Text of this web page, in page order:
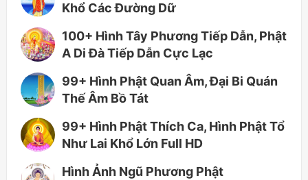
Khổ Các Đường Dữ
100+ Hình Tây Phương Tiếp Dẫn, Phật
A Di Đà Tiếp Dẫn Cực Lạc
99+ Hình Phật Quan Âm, Đại Bi Quán
Thế Âm Bồ Tát
99+ Hình Phật Thích Ca, Hình Phật Tổ
Như Lai Khổ Lớn Full HD
Hình Ảnh Ngũ Phương Phật